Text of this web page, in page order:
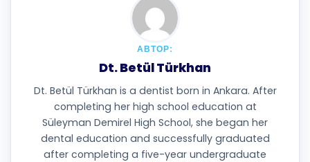
АВТОР:
Dt. Betül Türkhan
Dt. Betül Türkhan is a dentist born in Ankara. After
completing her high school education at
Süleyman Demirel High School, she began her
dental education and successfully graduated
after completing a five-year undergraduate